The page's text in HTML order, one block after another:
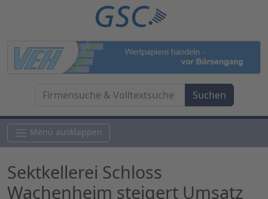
Menü ausklappen
Sektkellerei Schloss
Wachenheim steigert Umsatz